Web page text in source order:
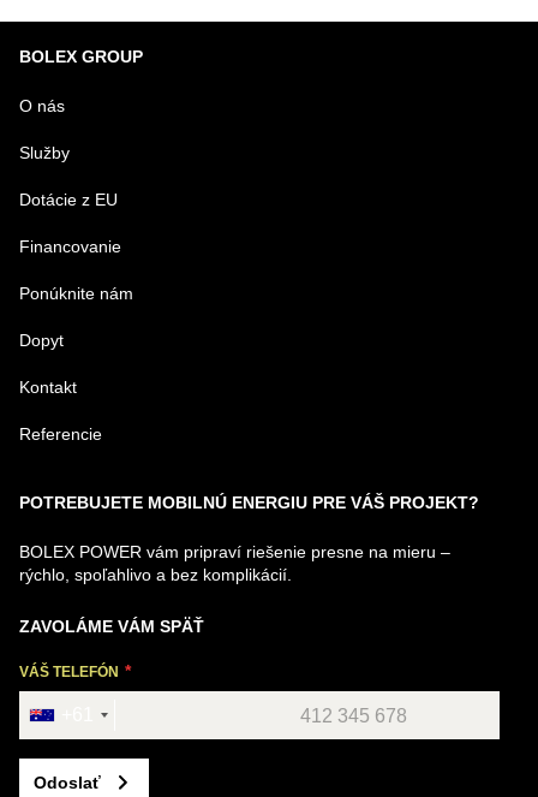
BOLEX GROUP
O nás
Služby
Dotácie z EU
Financovanie
Ponúknite nám
Dopyt
Kontakt
Referencie
POTREBUJETE MOBILNÚ ENERGIU PRE VÁŠ PROJEKT?
BOLEX POWER vám pripraví riešenie presne na mieru –
rýchlo, spoľahlivo a bez komplikácií.
ZAVOLÁME VÁM SPÄŤ
VÁŠ TELEFÓN
Odoslať